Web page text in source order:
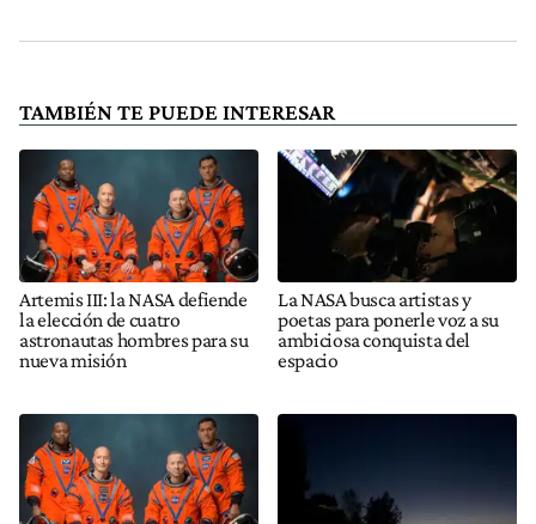
TAMBIÉN TE PUEDE INTERESAR
Artemis III: la NASA defiende
la elección de cuatro
astronautas hombres para su
nueva misión
La NASA busca artistas y
poetas para ponerle voz a su
ambiciosa conquista del
espacio